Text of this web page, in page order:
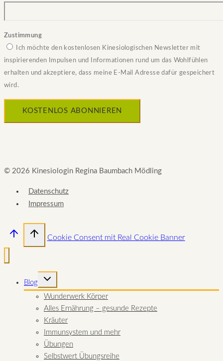
Zustimmung
Ich möchte den kostenlosen Kinesiologischen Newsletter mit
inspirierenden Impulsen und Informationen rund um das Wohlfühlen
erhalten und akzeptiere, dass meine E-Mail Adresse dafür gespeichert
wird.
© 2026 Kinesiologin Regina Baumbach Mödling
Datenschutz
Impressum
Cookie Consent mit Real Cookie Banner
Blog
UNTERMENÜ
Wunderwerk Körper
Alles Ernährung – gesunde Rezepte
Kräuter
Immunsystem und mehr
Übungen
Selbstwert Übungsreihe